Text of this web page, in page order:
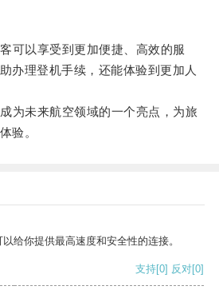
以享受到更加便捷、高效的服
办理登机手续，还能体验到更加人
未来航空领域的一个亮点，为旅
验。
给你提供最高速度和安全性的连接。
支持[0] 反对[0]